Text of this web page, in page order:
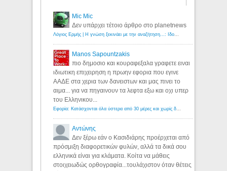
Mic Mic
Δεν υπάρχει τέτοιο άρθρο στο planetnews
Λόγιος Ερμής | Η γνώση ξεκινάει με την αναζήτηση...: Ιδού οι 18 που χρωστούν 11 δις ευρώ!
Manos Sapountzakis
πιο δημοσιο και κουραφεξαλα γραφετε ειναι
ιδιωτικη επιχειρηση η πρωην εφορια που εγινε
ΑΑΔΕ στα χερια των δανειστων και μας πινει το
αιμα... για να πηγαινουν τα λεφτα εξω και οχι υπερ
του Ελληνικου...
Εφορία: Κατάσχονται όλα ύστερα από 30 μέρες και χωρίς δικαστικές αποφάσεις - Λόγιος Ερμής
Αντώνης
Δεν ξέρω εάν ο Κασιδιάρης προέρχεται από
πρόσμιξη διαφορετικών φυλών, αλλά τα δικά σου
ελληνικά είναι για κλάματα. Κοίτα να μάθεις
στοιχειωδώς ορθογραφία...τουλάχιστον όταν θέτεις